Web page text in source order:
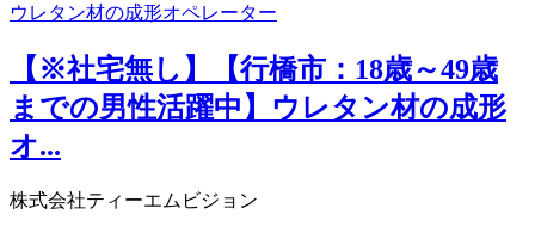
【※社宅無し】【行橋市：18歳～49歳
までの男性活躍中】ウレタン材の成形
オ...
株式会社ティーエムビジョン